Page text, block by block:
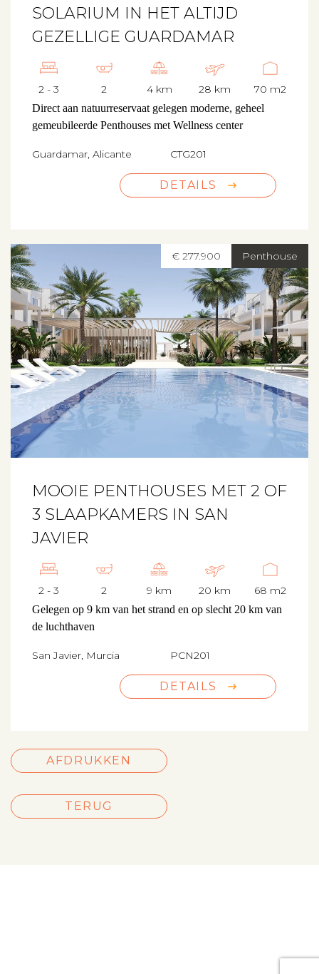
SOLARIUM IN HET ALTIJD
GEZELLIGE GUARDAMAR
2 - 3 2 4 km 28 km 70 m2
Direct aan natuurreservaat gelegen moderne, geheel
gemeubileerde Penthouses met Wellness center
Guardamar, Alicante CTG201
DETAILS
Penthouse
€ 277.900
MOOIE PENTHOUSES MET 2 OF
3 SLAAPKAMERS IN SAN
JAVIER
2 - 3 2 9 km 20 km 68 m2
Gelegen op 9 km van het strand en op slecht 20 km van
de luchthaven
San Javier, Murcia PCN201
DETAILS
AFDRUKKEN
TERUG